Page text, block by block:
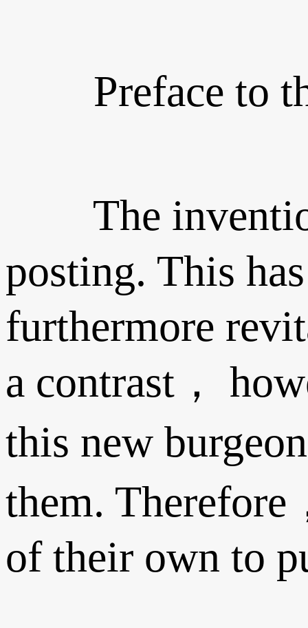
Preface to
The invention
posting. This
furthermore
a contrast，
this new
them. Therefore
of their own to